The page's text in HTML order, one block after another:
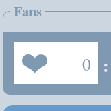
Fans
0 :